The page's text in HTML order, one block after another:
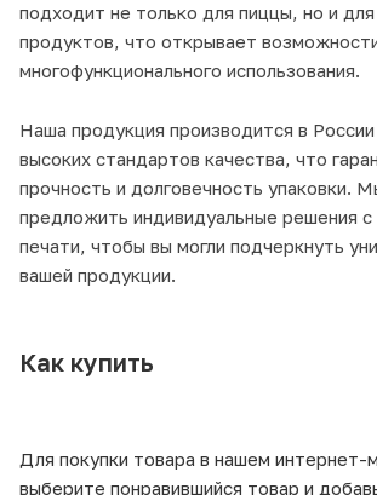
подходит не только для пиццы, но и для
продуктов, что открывает
многофункционального использования.
Наша продукция производится в
высоких стандартов качества, что
прочность и долговечность упаковки.
предложить индивидуальные решения с
печати, чтобы вы могли подчеркнуть
вашей продукции.
Как купить
Для покупки товара в нашем интернет-
выберите понравившийся товар и